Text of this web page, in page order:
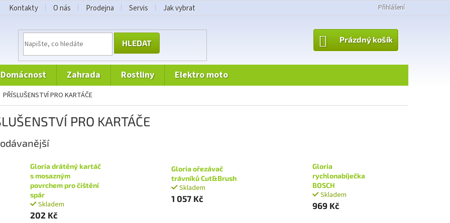
Kontakty O nás Prodejna Servis Jak vybrat Přihlášení
HLEDAT
NÁKUPNÍ
KOŠÍK
Prázdný košík
domácnost zahrada rostliny elektro moto
PŘÍSLUŠENSTVÍ PRO KARTÁČE
PRO KARTÁČE
Gloria drátěný kartáč
s mosazným
povrchem pro čištění
spár
Skladem
202 Kč
Gloria ořezávač
trávníků Cut&Brush
Skladem
1 057 Kč
Gloria
rychlonabíječka
BOSCH
Skladem
969 Kč